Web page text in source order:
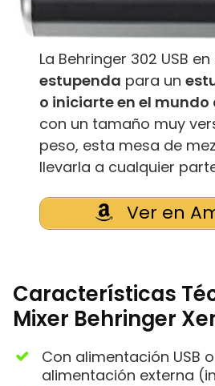
La Behringer 302 USB
estupenda para un
o iniciarte en el mundo
con un tamaño muy
peso, esta mesa de
llevarla a cualquier
Ver en
Características
Mixer Behringer
Con alimentación USB
alimentación externa